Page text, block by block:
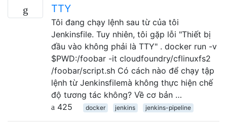
TTY
Tôi đang chạy lệnh sau từ của tôi
Jenkinsfile. Tuy nhiên, tôi gặp lỗi "Thiết bị
đầu vào không phải là TTY" . docker run -v
$PWD:/foobar -it cloudfoundry/cflinuxfs2
/foobar/script.sh Có cách nào để chạy tập
lệnh từ Jenkinsfilemà không thực hiện chế
độ tương tác không? Về cơ bản …
425
docker jenkins jenkins-pipeline